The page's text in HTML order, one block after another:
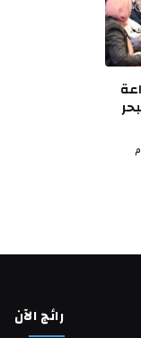
رائج الآن